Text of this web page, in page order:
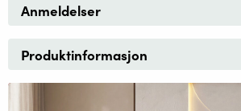
Anmeldelser
Produktinformasjon